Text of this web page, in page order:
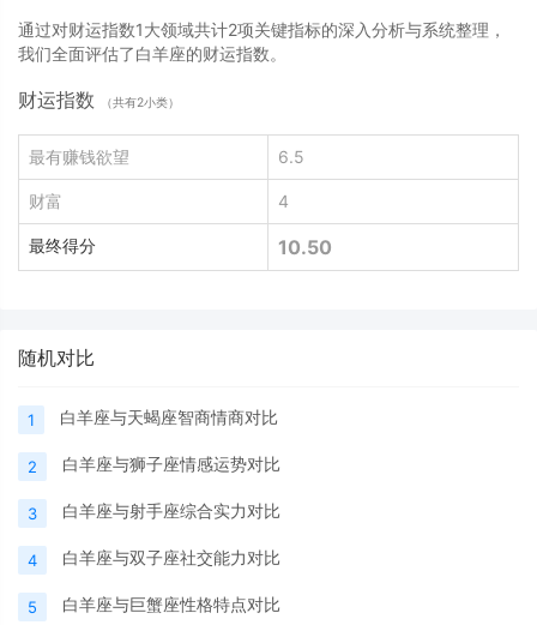
通过对财运指数1大领域共计2项关键指标的深入分析与系统整理，
我们全面评估了白羊座的财运指数。
财运指数 （共有2小类）
最有赚钱欲望 6.5
财富 4
最终得分 10.50
随机对比
1 白羊座与天蝎座智商情商对比
2 白羊座与狮子座情感运势对比
3 白羊座与射手座综合实力对比
4 白羊座与双子座社交能力对比
5 白羊座与巨蟹座性格特点对比